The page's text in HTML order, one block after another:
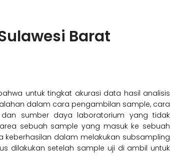
Barat
untuk tingkat akurasi data hasil analisis
dalam cara pengambilan sample, cara
sumber daya laboratorium yang tidak
sebuah sample yang masuk ke sebuah
dalam melakukan subsampling
dilakukan setelah sample uji di ambil untuk